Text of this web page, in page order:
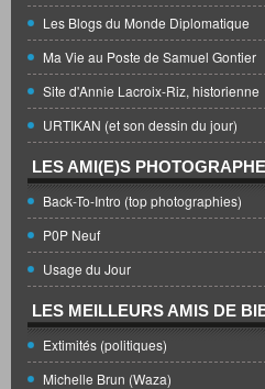
Les Blogs du Monde Diplomatique
Ma Vie au Poste de Samuel Gontier
Site d'Annie Lacroix-Riz, historienne
URTIKAN (et son dessin du jour)
LES AMI(E)S
Back-To-Intro (top photographies)
P0P Neuf
Usage du Jour
LES MEILLEURS AMIS DE
Extimités (politiques)
Michelle Brun (Waza)